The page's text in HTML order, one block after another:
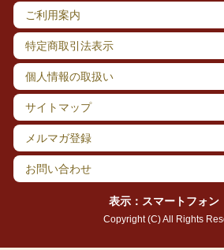
ご利用案内
特定商取引法表示
個人情報の取扱い
サイトマップ
メルマガ登録
お問い合わせ
表示：スマートフォン
Copyright (C) All Rights